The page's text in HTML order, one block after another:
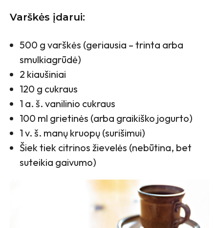
Varškės įdarui:
500 g varškės (geriausia – trinta arba
smulkiagrūdė)
2 kiaušiniai
120 g cukraus
1 a. š. vanilinio cukraus
100 ml grietinės (arba graikiško jogurto)
1 v. š. manų kruopų (surišimui)
Šiek tiek citrinos žievelės (nebūtina, bet
suteikia gaivumo)